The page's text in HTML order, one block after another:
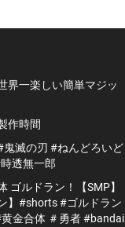
界一楽しい簡単マジッ
作時間
滅の刃 #ねんどろいど
透無一郎
ゴルドラン！【SMP】
】#shorts #ゴルドラン
金合体 ＃勇者 #bandai